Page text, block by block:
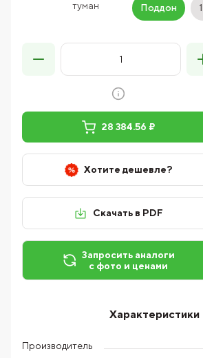
туман
Поддон
28 384.56 ₽
Хотите дешевле?
Скачать в PDF
Запросить аналоги
с фото и ценами
Характеристики
Производитель